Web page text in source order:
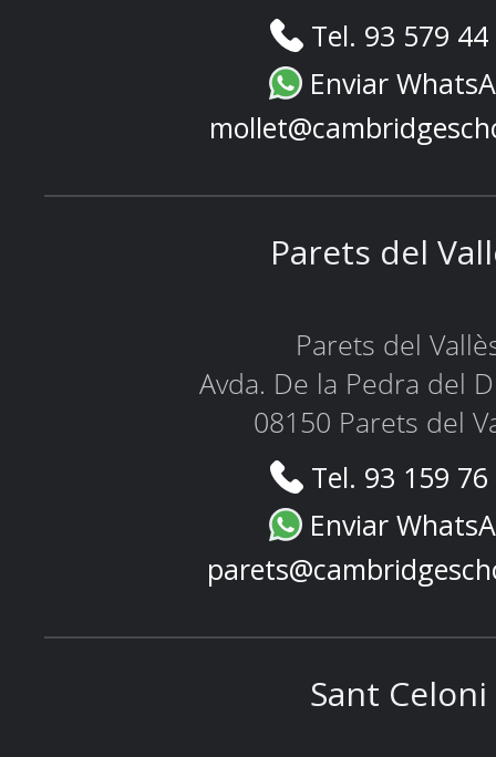
Tel. 93 579
Enviar
Parets del
Parets del
Avda. De la Pedra del
08150 Parets del
Tel. 93 159
Enviar
Sant Celoni